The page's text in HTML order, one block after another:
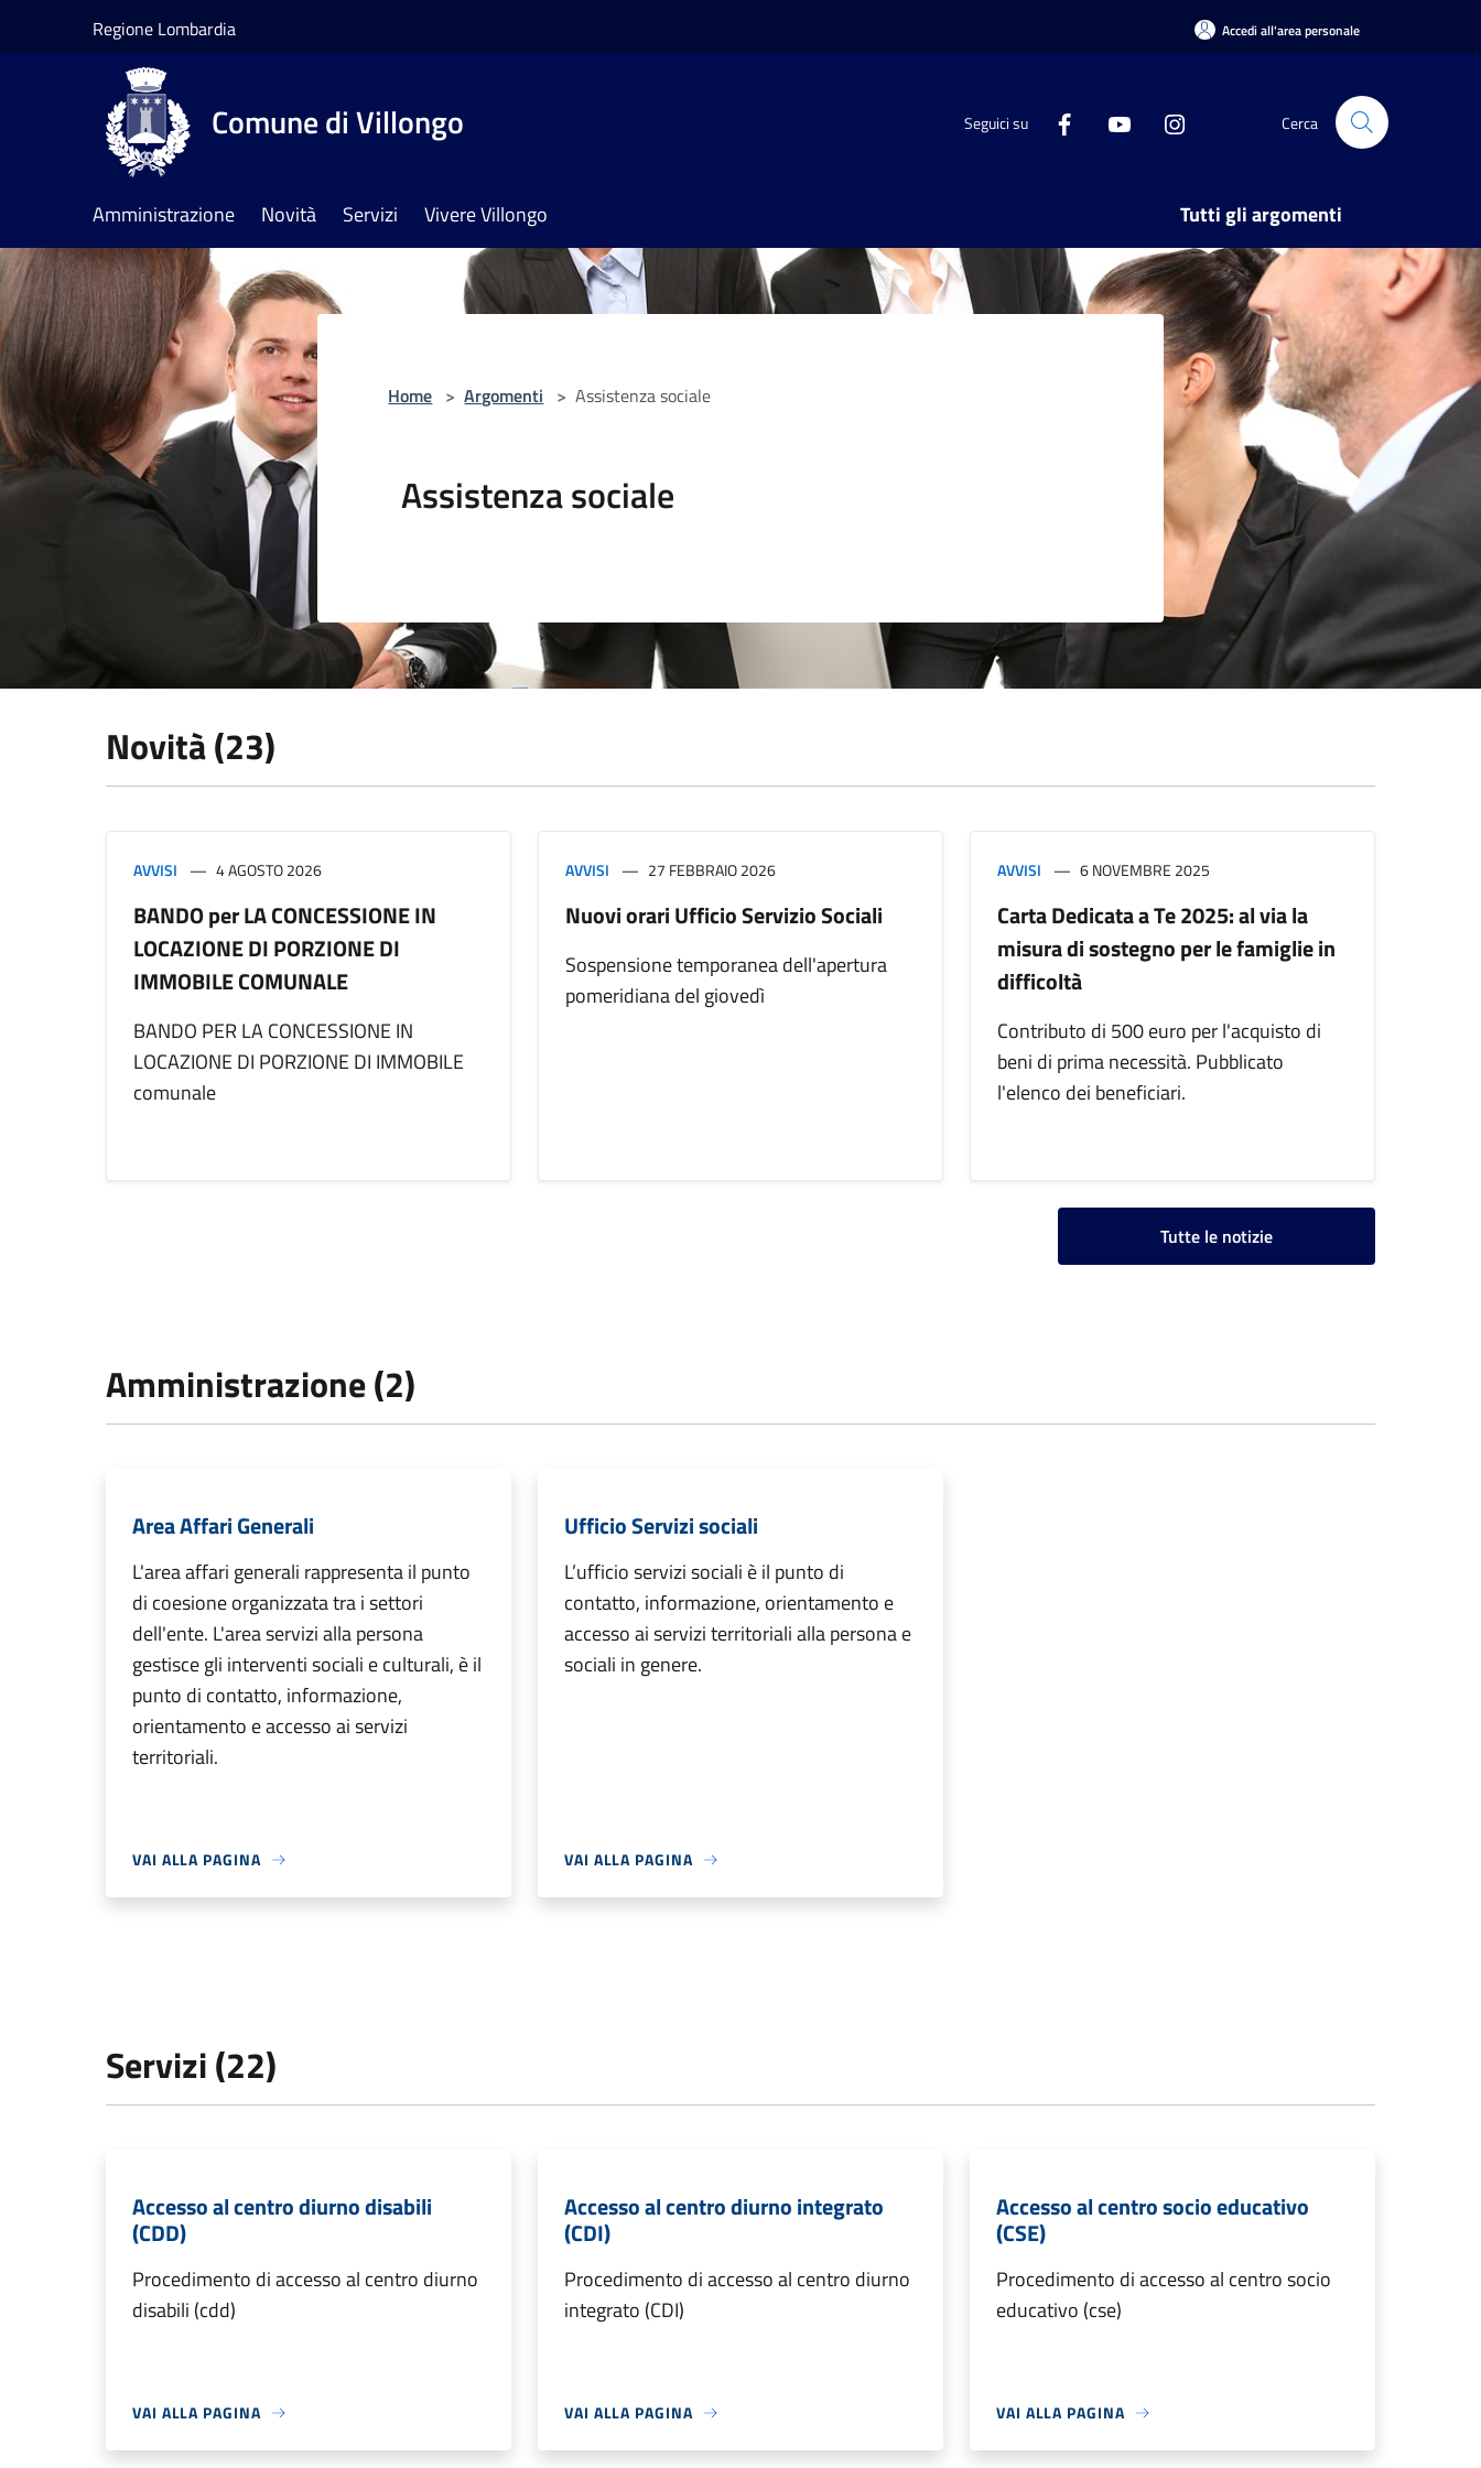
Regione Lombardia Accedi all'area personale
Comune di Villongo Seguici su Cerca
Amministrazione Novità Servizi Vivere Villongo Tutti gli argomenti
Home > Argomenti > Assistenza sociale
Assistenza sociale
Novità (23)
AVVISI 4 AGOSTO 2026
BANDO per LA CONCESSIONE IN
LOCAZIONE DI PORZIONE DI
IMMOBILE COMUNALE
BANDO PER LA CONCESSIONE IN
LOCAZIONE DI PORZIONE DI IMMOBILE
comunale
AVVISI 27 FEBBRAIO 2026
Nuovi orari Ufficio Servizio Sociali
Sospensione temporanea dell'apertura
pomeridiana del giovedì
AVVISI 6 NOVEMBRE 2025
Carta Dedicata a Te 2025: al via la
misura di sostegno per le famiglie in
difficoltà
Contributo di 500 euro per l'acquisto di
beni di prima necessità. Pubblicato
l'elenco dei beneficiari.
Tutte le notizie
Amministrazione (2)
Area Affari Generali
L'area affari generali rappresenta il punto
di coesione organizzata tra i settori
dell'ente. L'area servizi alla persona
gestisce gli interventi sociali e culturali, è il
punto di contatto, informazione,
orientamento e accesso ai servizi
territoriali.
VAI ALLA PAGINA
Ufficio Servizi sociali
L’ufficio servizi sociali è il punto di
contatto, informazione, orientamento e
accesso ai servizi territoriali alla persona e
sociali in genere.
VAI ALLA PAGINA
Servizi (22)
Accesso al centro diurno disabili
(CDD)
Procedimento di accesso al centro diurno
disabili (cdd)
VAI ALLA PAGINA
Accesso al centro diurno integrato
(CDI)
Procedimento di accesso al centro diurno
integrato (CDI)
VAI ALLA PAGINA
Accesso al centro socio educativo
(CSE)
Procedimento di accesso al centro socio
educativo (cse)
VAI ALLA PAGINA